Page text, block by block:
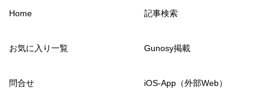
Home 記事検索
お気に入り一覧 Gunosy掲載
問合せ iOS-App（外部Web）